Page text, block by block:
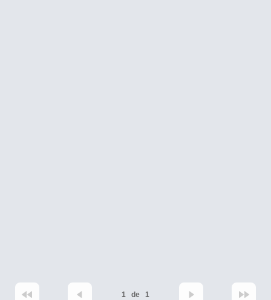
1 de 1